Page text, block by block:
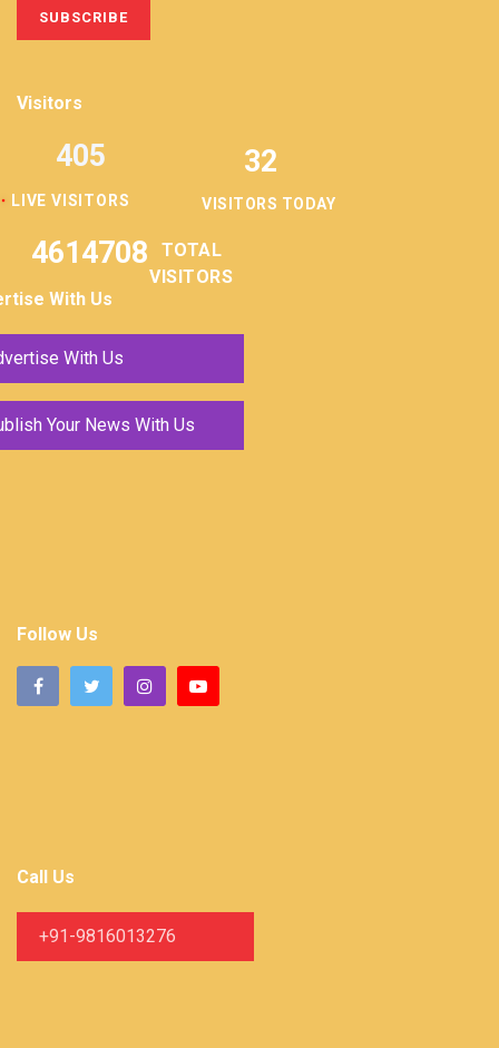
Visitors
LIVE VISITORS
405 32
VISITORS TODAY
4614708
TOTAL
VISITORS
With Us
With Us
Your News With Us
Follow Us
Call Us
+91-9816013276